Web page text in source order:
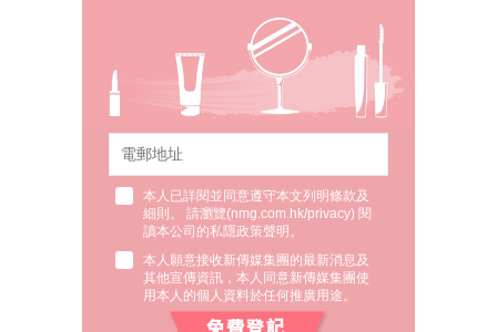
本人已詳閱並同意遵守本文列明條款及
細則。 請瀏覽(nmg.com.hk/privacy) 閱
讀本公司的私隱政策聲明。
本人願意接收新傳媒集團的最新消息及
其他宣傳資訊，本人同意新傳媒集團使
用本人的個人資料於任何推廣用途。